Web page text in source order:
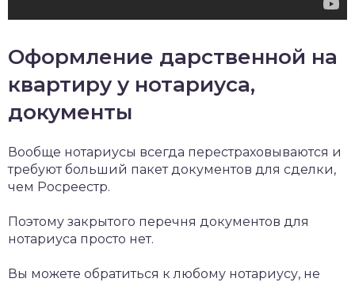
Оформление дарственной на
квартиру у нотариуса,
документы
Вообще нотариусы всегда перестраховываются и
требуют больший пакет документов для сделки,
чем Росреестр.
Поэтому закрытого перечня документов для
нотариуса просто нет.
Вы можете обратиться к любому нотариусу, не